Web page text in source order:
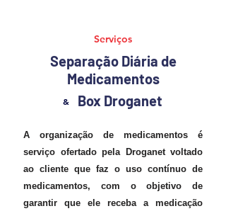
Serviços
Separação Diária de
Medicamentos
& Box Droganet
A organização de medicamentos é
serviço ofertado pela Droganet voltado
ao cliente que faz o uso contínuo de
medicamentos, com o objetivo de
garantir que ele receba a medicação